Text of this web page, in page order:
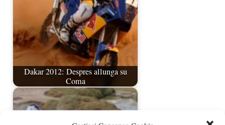
Dakar 2012: Despres allunga su
Coma